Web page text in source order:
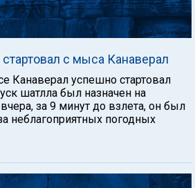
с мыса Канаверал
Канаверал успешно стартовал
шатлла был назначен на
за 9 минут до взлета, он был
неблагоприятных погодных